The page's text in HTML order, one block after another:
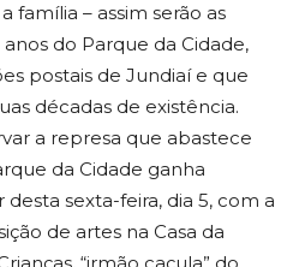
família – assim serão as
do Parque da Cidade,
postais de Jundiaí e que
décadas de existência.
a represa que abastece
da Cidade ganha
sexta-feira, dia 5, com a
de artes na Casa da